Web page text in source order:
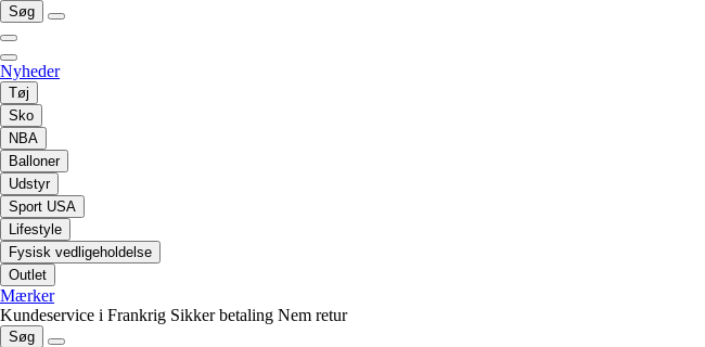
Søg
Nyheder
Tøj
Sko
NBA
Balloner
Udstyr
Sport USA
Lifestyle
Fysisk vedligeholdelse
Outlet
Mærker
Kundeservice i Frankrig Sikker betaling Nem retur
Søg